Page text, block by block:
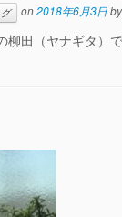
on2018年6月3日by
柳田（ヤナギタ